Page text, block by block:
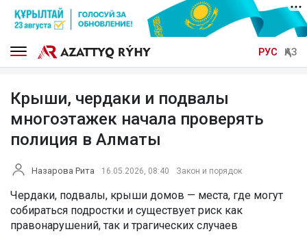
РУС ҚАЗ
Крыши, чердаки и подвалы
многоэтажек начала проверять
полиция в Алматы
Назарова Рита 16.05.2026, 08:40 Закон и порядок
Чердаки, подвалы, крыши домов — места, где могут
собираться подростки и существует риск как
правонарушений, так и трагических случаев